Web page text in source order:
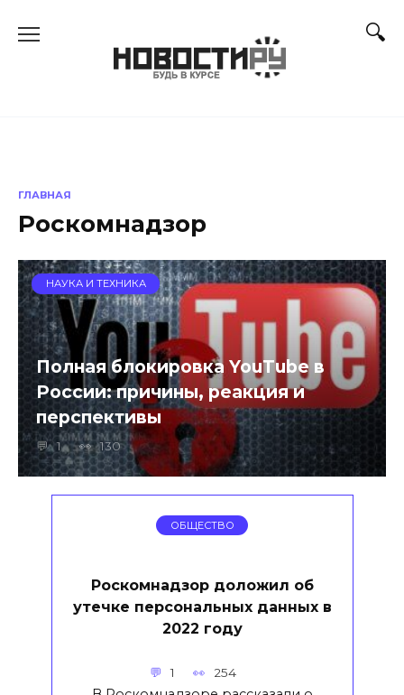
ГЛАВНАЯ
Роскомнадзор
НАУКА И ТЕХНИКА
Полная блокировка YouTube в
России: причины, реакция и
перспективы
1 130
ОБЩЕСТВО
Роскомнадзор доложил об
утечке персональных данных в
2022 году
1 254